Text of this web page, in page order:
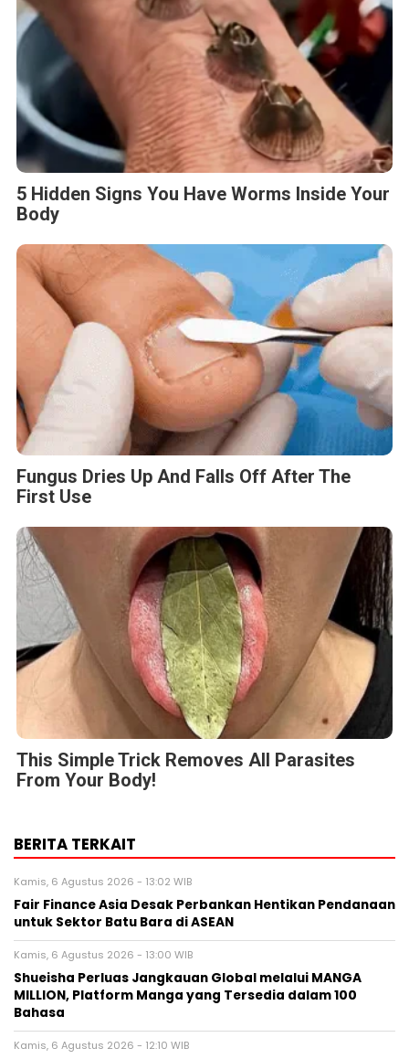
5 Hidden Signs You Have Worms Inside Your
Body
Fungus Dries Up And Falls Off After The
First Use
This Simple Trick Removes All Parasites
From Your Body!
BERITA TERKAIT
Kamis, 6 Agustus 2026 - 13:02 WIB
Fair Finance Asia Desak Perbankan Hentikan Pendanaan
untuk Sektor Batu Bara di ASEAN
Kamis, 6 Agustus 2026 - 13:00 WIB
Shueisha Perluas Jangkauan Global melalui MANGA
MILLION, Platform Manga yang Tersedia dalam 100
Bahasa
Kamis, 6 Agustus 2026 - 12:10 WIB